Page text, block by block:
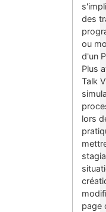
des
ou
d'un
Plus
Talk
lors
page